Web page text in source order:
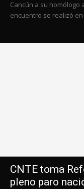
Cancún a su homólogo
encuentro se realizó en
CNTE toma
pleno paro